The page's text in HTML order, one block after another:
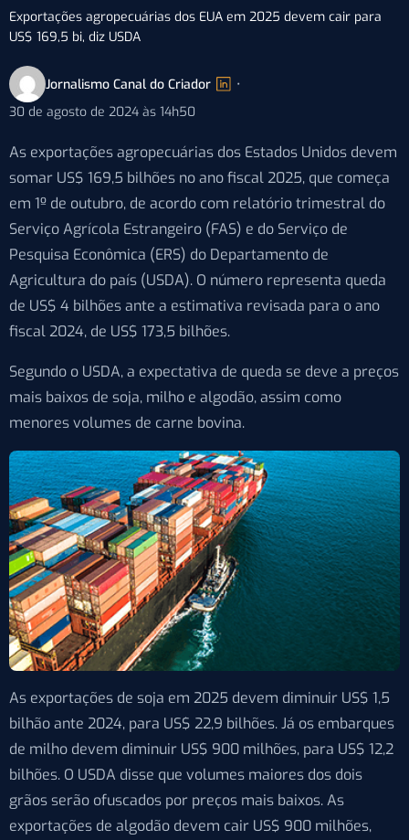
Exportações agropecuárias dos EUA em 2025 devem cair para
US$ 169,5 bi, diz USDA
Jornalismo Canal do Criador
•
30 de agosto de 2024 às 14h50
As exportações agropecuárias dos Estados Unidos devem
somar US$ 169,5 bilhões no ano fiscal 2025, que começa
em 1º de outubro, de acordo com relatório trimestral do
Serviço Agrícola Estrangeiro (FAS) e do Serviço de
Pesquisa Econômica (ERS) do Departamento de
Agricultura do país (USDA). O número representa queda
de US$ 4 bilhões ante a estimativa revisada para o ano
fiscal 2024, de US$ 173,5 bilhões.
Segundo o USDA, a expectativa de queda se deve a preços
mais baixos de soja, milho e algodão, assim como
menores volumes de carne bovina.
As exportações de soja em 2025 devem diminuir US$ 1,5
bilhão ante 2024, para US$ 22,9 bilhões. Já os embarques
de milho devem diminuir US$ 900 milhões, para US$ 12,2
bilhões. O USDA disse que volumes maiores dos dois
grãos serão ofuscados por preços mais baixos. As
exportações de algodão devem cair US$ 900 milhões,